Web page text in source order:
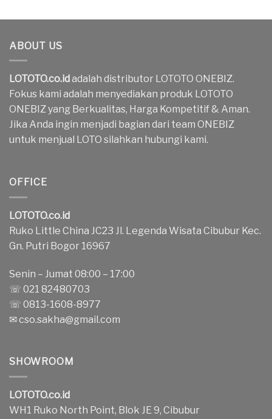
ABOUT US
LOTOTO.co.id adalah distributor LOTOTO ONEBIZ.
Fokus kami adalah menyediakan produk LOTOTO
ONEBIZ yang Berkualitas, Harga Kompetitif & Aman.
Jika Anda ingin menjadi bagian dari team ONEBIZ
untuk menjual LOTO silahkan hubungi kami.
OFFICE
LOTOTO.co.id
Ruko Little China JC23 Jl. Legenda Wisata Cibubur Kec.
Gn. Putri Bogor 16967
Senin – Jumat 08:00 – 17:00
☏ 021 82480703
☏ 0813-1608-8977
✉cso.sakha@gmail.com
SHOWROOM
LOTOTO.co.id
WH1 Ruko North Point, Blok JE 9, Cibubur